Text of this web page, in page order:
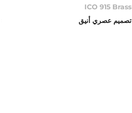
ICO 915 Brass
تصميم عصري أنيق